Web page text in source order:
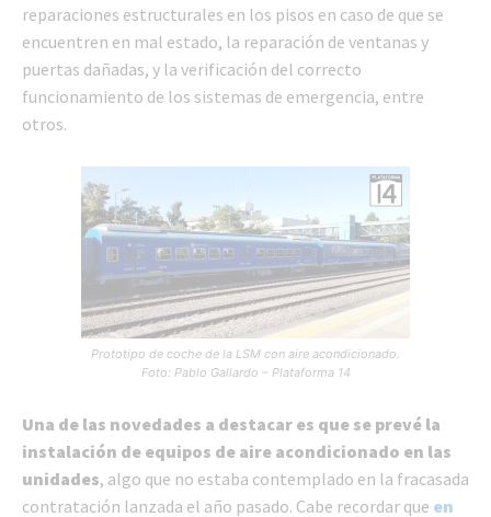
reparaciones estructurales en los pisos en caso de que se
encuentren en mal estado, la reparación de ventanas y
puertas dañadas, y la verificación del correcto
funcionamiento de los sistemas de emergencia, entre
otros.
Prototipo de coche de la LSM con aire acondicionado.
Foto: Pablo Gallardo – Plataforma 14
Una de las novedades a destacar es que se prevé la
instalación de equipos de aire acondicionado en las
unidades, algo que no estaba contemplado en la fracasada
contratación lanzada el año pasado. Cabe recordar que en